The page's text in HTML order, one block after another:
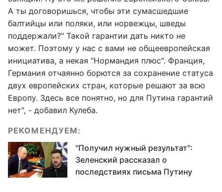
А ты договоришься, чтобы эти сумасшедшие
балтийцы или поляки, или норвежцы, шведы
поддержали?" Такой гарантии дать никто не
может. Поэтому у нас с вами не общеевропейская
инициатива, а некая "Нормандия плюс". Франция,
Германия отчаянно борются за сохранение статуса
двух европейских стран, которые решают за всю
Европу. Здесь все понятно, но для Путина гарантий
нет", - добавил Кулеба.
РЕКОМЕНДУЕМ:
"Получил нужный результат":
Зеленский рассказал о
последствиях письма Путину